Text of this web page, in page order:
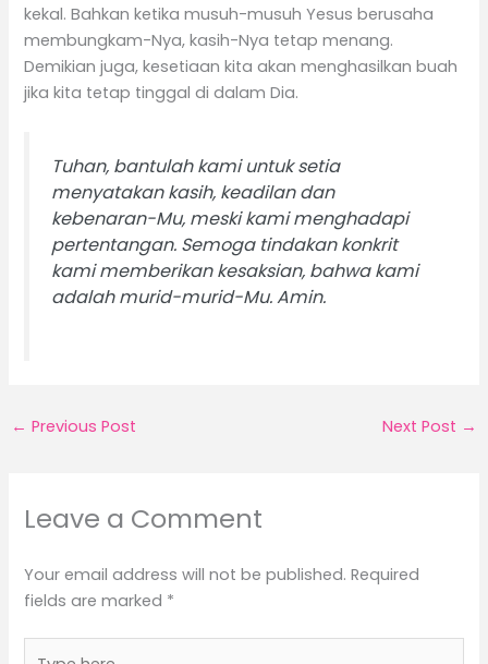
kekal. Bahkan ketika musuh-musuh Yesus berusaha
membungkam-Nya, kasih-Nya tetap menang.
Demikian juga, kesetiaan kita akan menghasilkan buah
jika kita tetap tinggal di dalam Dia.
Tuhan, bantulah kami untuk setia
menyatakan kasih, keadilan dan
kebenaran-Mu, meski kami menghadapi
pertentangan. Semoga tindakan konkrit
kami memberikan kesaksian, bahwa kami
adalah murid-murid-Mu. Amin.
← Previous Post Next Post →
Leave a Comment
Your email address will not be published. Required
fields are marked *